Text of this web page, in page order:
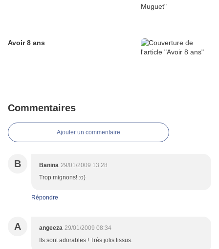
Avoir 8 ans
Commentaires
Ajouter un commentaire
B Banina 29/01/2009 13:28
Trop mignons! :o)
Répondre
A angeeza 29/01/2009 08:34
Ils sont adorables ! Très jolis tissus.